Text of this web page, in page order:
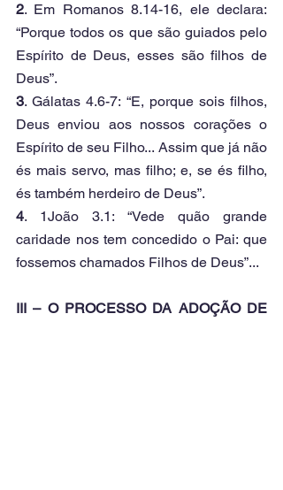
2. Em Romanos 8.14-16, ele declara:
“Porque todos os que são guiados pelo
Espírito de Deus, esses são filhos de
Deus”.
3. Gálatas 4.6-7: “E, porque sois filhos,
Deus enviou aos nossos corações o
Espírito de seu Filho... Assim que já não
és mais servo, mas filho; e, se és filho,
és também herdeiro de Deus”.
4. 1João 3.1: “Vede quão grande
caridade nos tem concedido o Pai: que
fossemos chamados Filhos de Deus”...
III – O PROCESSO DA ADOÇÃO DE